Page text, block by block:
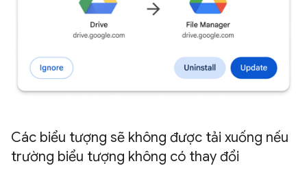
Các biểu tượng sẽ không được tải xuống nếu
trường biểu tượng không có thay đổi